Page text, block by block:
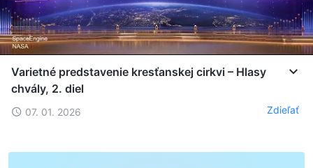
Varietné predstavenie kresťanskej cirkvi – Hlasy
chvály, 2. diel
07. 01. 2026 Zdieľať